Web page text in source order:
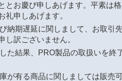
とお慶び申しあげます。平素は
礼申しあげます。
納期遅延に関しまして、お取引
し訳ございません。
た結果、PRO製品の取扱いを終
が有る商品に関しましては販売